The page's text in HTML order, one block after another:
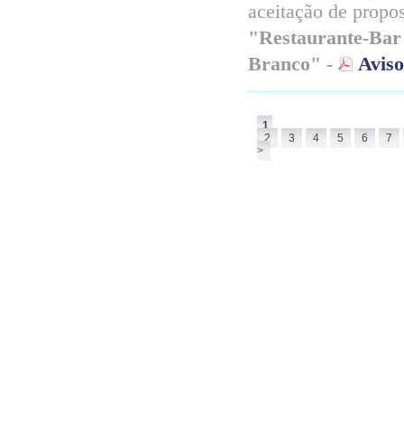
aceitação de
"Restaurante-
Branco" -
Aviso
1
2
3 4 5 6
7
>